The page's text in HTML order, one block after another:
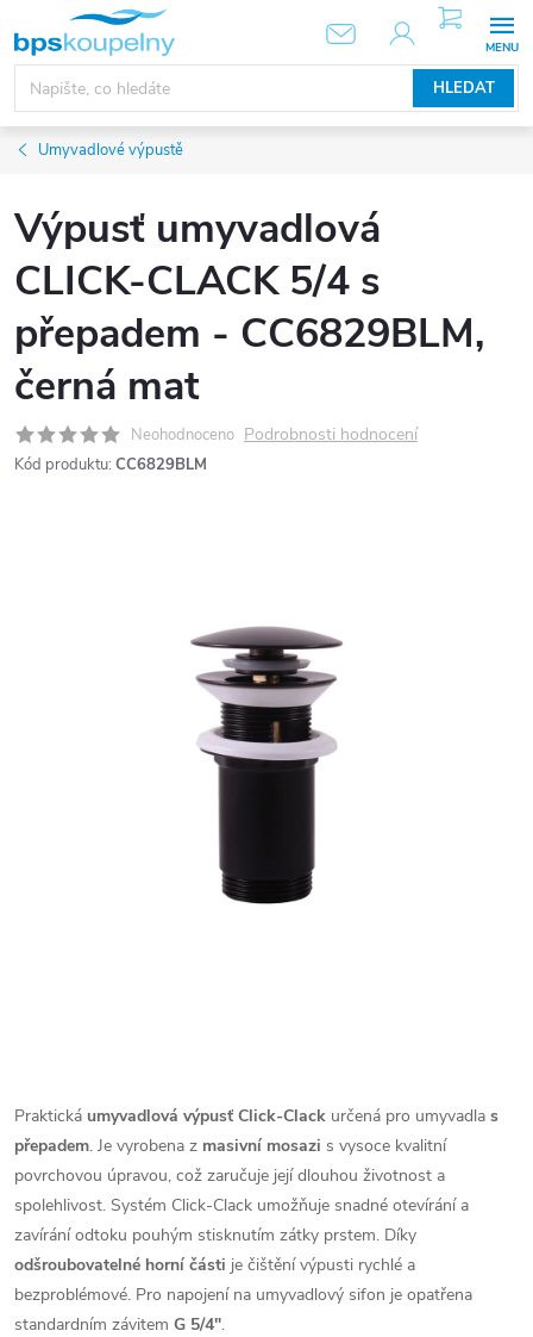
obsah
HLEDAT
NÁKUPNÍ
KOŠÍK
Umyvadlové výpustě
Výpusť umyvadlová
CLICK-CLACK 5/4 s
přepadem - CC6829BLM,
černá mat
Neohodnoceno Podrobnosti hodnocení
Kód produktu: CC6829BLM
Praktická umyvadlová výpusť Click-Clack určená pro umyvadla s
přepadem. Je vyrobena z masivní mosazi s vysoce kvalitní
povrchovou úpravou, což zaručuje její dlouhou životnost a
spolehlivost. Systém Click-Clack umožňuje snadné otevírání a
zavírání odtoku pouhým stisknutím zátky prstem. Díky
odšroubovatelné horní části je čištění výpusti rychlé a
bezproblémové. Pro napojení na umyvadlový sifon je opatřena
standardním závitem G 5/4".